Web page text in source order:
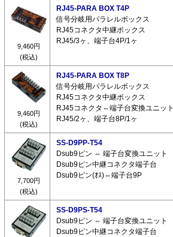
9,460円
(税込)
RJ45-PARA BOX T4P
信号分岐用パラレルボックス
RJ45コネクタ中継ボックス
RJ45/3ヶ、端子台4P/1ヶ
9,460円
(税込)
RJ45-PARA BOX T8P
信号分岐用パラレルボックス
RJ45コネクタ中継ボックス
RJ45コネクタ⇔端子台変換ユニット
RJ45/2ヶ、端子台8P/1ヶ
7,700円
(税込)
SS-D9PP-T54
Dsub9ピン ⇔ 端子台変換ユニット
Dsub9ピン中継コネクタ端子台
Dsub9ピン(ｵｽ)⇔端子台9P
SS-D9PS-T54
Dsub9ピン ⇔ 端子台変換ユニット
Dsub9ピン中継コネクタ端子台